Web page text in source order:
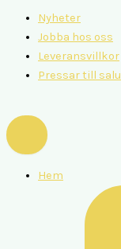
Nyheter
Jobba hos oss
Leveransvillkor
Pressar till salu
Hem